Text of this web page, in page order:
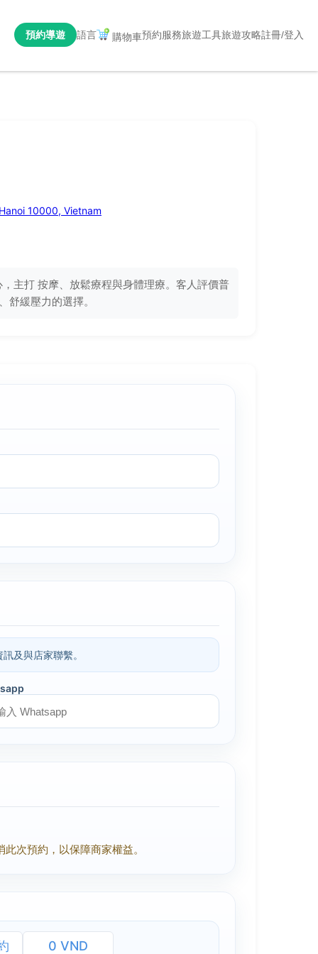
預約導遊 語言 購物車預約服務旅遊工具旅遊攻略註冊/登入
10000, Vietnam
主打 按摩、放鬆療程與身體理療。客人評價普
緩壓力的選擇。
及與店家聯繫。
次預約，以保障商家權益。
0 VND